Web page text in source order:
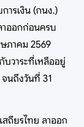
ารเงิน (กนง.)
าออกก่อนครบ
ภาคม 2569
บวาระที่เหลืออยู่
นถึงวันที่ 31
สถียรไทย ลาออก